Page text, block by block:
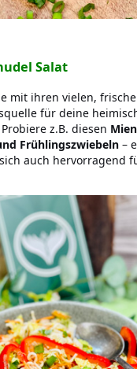
Salat
mit ihren vielen,
für deine
z.B. diesen
Frühlingszwiebeln –
auch hervorragend